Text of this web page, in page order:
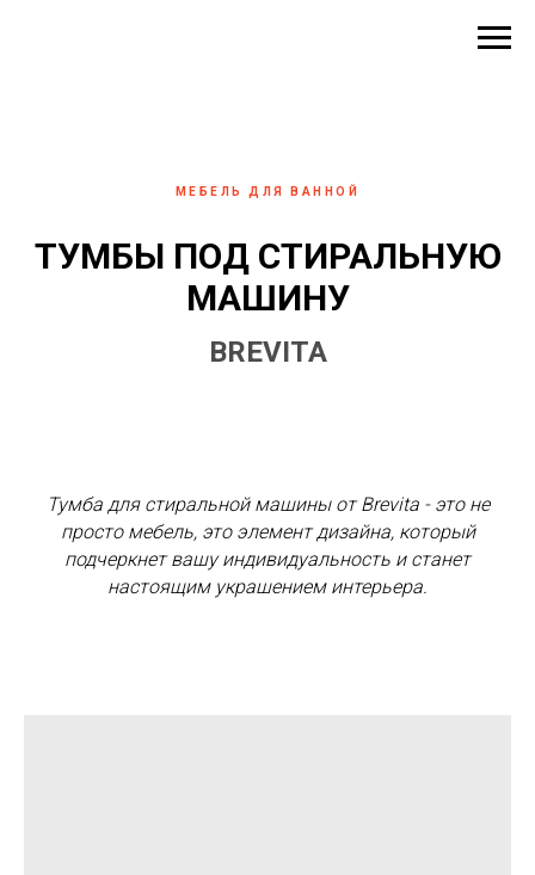
МЕБЕЛЬ ДЛЯ ВАННОЙ
ТУМБЫ ПОД СТИРАЛЬНУЮ
МАШИНУ
BREVITA
Тумба для стиральной машины от Brevita - это не
просто мебель, это элемент дизайна, который
подчеркнет вашу индивидуальность и станет
настоящим украшением интерьера.